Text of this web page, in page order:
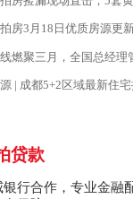
环境
持“客
解决
长，
房3月18日优质房源更新
燃聚三月，全国总经理
| 成都5+2区域最新住
贷款
银行合作，专业金融